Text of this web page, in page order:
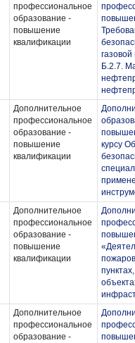
профессиональное
образование -
повышение
квалификации
Б.2.7.
Дополнительное
профессиональное
образование -
повышение
квалификации
курсу
Дополнительное
профессиональное
образование -
повышение
квалификации
Дополнительное
профессиональное
образование -